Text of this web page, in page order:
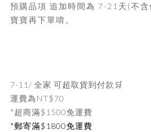
預購品項 追加時間為 7-21天 (不
寶寶再下單唷。
7-11/ 全家 可超取貨到付款🛒
運費為 NT$70
*超商滿$1500免運費
*郵寄滿$1800免運費